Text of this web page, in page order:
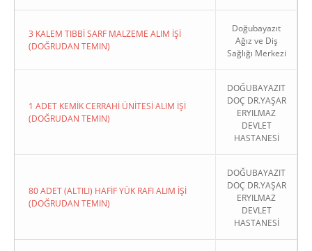
3 KALEM TIBBİ SARF MALZEME ALIM İŞİ
(DOĞRUDAN TEMIN)
Doğubayazıt
Ağız ve Diş
Sağlığı Merkezi
1 ADET KEMİK CERRAHİ ÜNİTESİ ALIM İŞİ
(DOĞRUDAN TEMIN)
DOĞUBAYAZIT
DOÇ DR.YAŞAR
ERYILMAZ
DEVLET
HASTANESİ
80 ADET (ALTILI) HAFİF YÜK RAFI ALIM İŞİ
(DOĞRUDAN TEMIN)
DOĞUBAYAZIT
DOÇ DR.YAŞAR
ERYILMAZ
DEVLET
HASTANESİ